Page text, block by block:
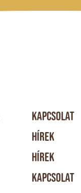
KAPCSOLAT
HÍREK
HÍREK
KAPCSOLAT